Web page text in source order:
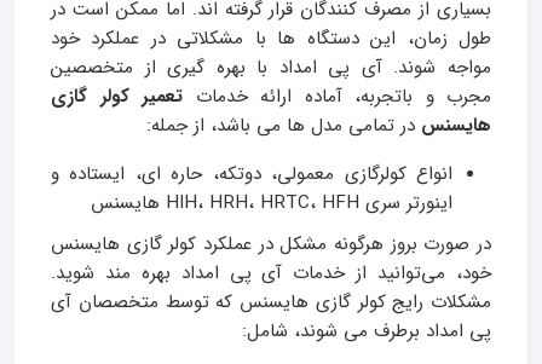
بسیاری از مصرف کنندگان قرار گرفته‌ اند. اما ممکن است در
طول زمان، این دستگاه‌ ها با مشکلاتی در عملکرد خود
مواجه شوند. آی پی امداد با بهره‌ گیری از متخصصین
مجرب و باتجربه، آماده ارائه خدمات تعمیر کولر گازی
هایسنس در تمامی مدل‌ ها می باشد، از جمله:
انواع کولرگازی معمولی، دوتکه، حاره ای، ایستاده و
اینورتر سری HIH، HRH، HRTC، HFH هایسنس
در صورت بروز هرگونه مشکل در عملکرد کولر گازی هایسنس
خود، می‌توانید از خدمات آی پی امداد بهره‌ مند شوید.
مشکلات رایج کولر گازی هایسنس که توسط متخصصان آی
پی امداد برطرف می‌ شوند، شامل: